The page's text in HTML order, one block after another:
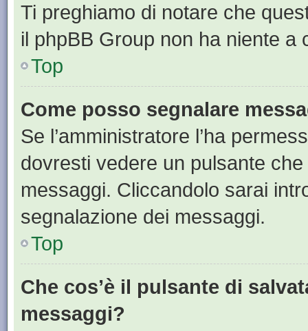
Ti preghiamo di notare che
il phpBB Group non ha niente a
Top
Come posso segnalare
Se l’amministratore l’ha
dovresti vedere un pulsante
messaggi. Cliccandolo sarai
segnalazione dei messaggi.
Top
Che cos’è il pulsante di
messaggi?